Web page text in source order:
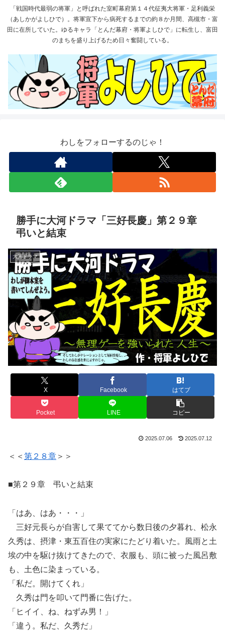
「戦国時代最弱の将軍」と呼ばれた室町幕府第１４代征夷大将軍・足利義栄
（あしかがよしひで）。将軍宣下から病死するまでの約８か月間、高槻市・富
田に在所していた。ゆるキャラ「とんだ幕府・将軍よしひで」に転生し、富田
のまちを盛り上げるため日々奮闘している。
わしをフォローするのじゃ！
勝手に大河ドラマ「三好長慶」第２９章
弔いと結束
大河ドラマ
X Facebook はてブ
Pocket LINE コピー
2025.07.06 2025.07.12
＜＜ 第２８章 ＞＞
■第２９章 弔いと結束
「はあ、はあ・・・」
三好元長らが自害して果ててから数日後の夕暮れ、松永
久秀は、摂津・東五百住の実家にたどり着いた。風雨と土
埃の中を駆け抜けてきたので、衣服も、頭に被った風呂敷
も、土色に染まっている。
「私だ。開けてくれ」
久秀は門を叩いて門番に告げた。
「ヒイイ、ね、ねずみ男！」
「違う。私だ、久秀だ」